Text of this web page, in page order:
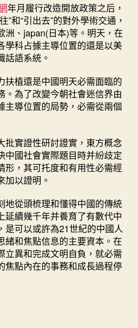
年月履行改造開放政策之后，
”和“引出去”的對外學術交通，
洲、japan(日本)等。明天，在
學科占據主導位置的還是以美
話語系統。
扶植還是中國明天必需面臨的
。為了改變今朝社會迷信界由
主導位置的局勢，必需從兩個
實證性研討證實，東方概念
中國社會實際題目時并紛歧定
形，其可托度和有用性必需經
加以證明。
從頭梳理和懂得中國的傳統
延續幾千年并養育了有數代中
是可以或許為21世紀的中國人
緒和焦點信息的主要資本。在
立異和完成文明自負，就必需
焦點內在的事務和成長過程停